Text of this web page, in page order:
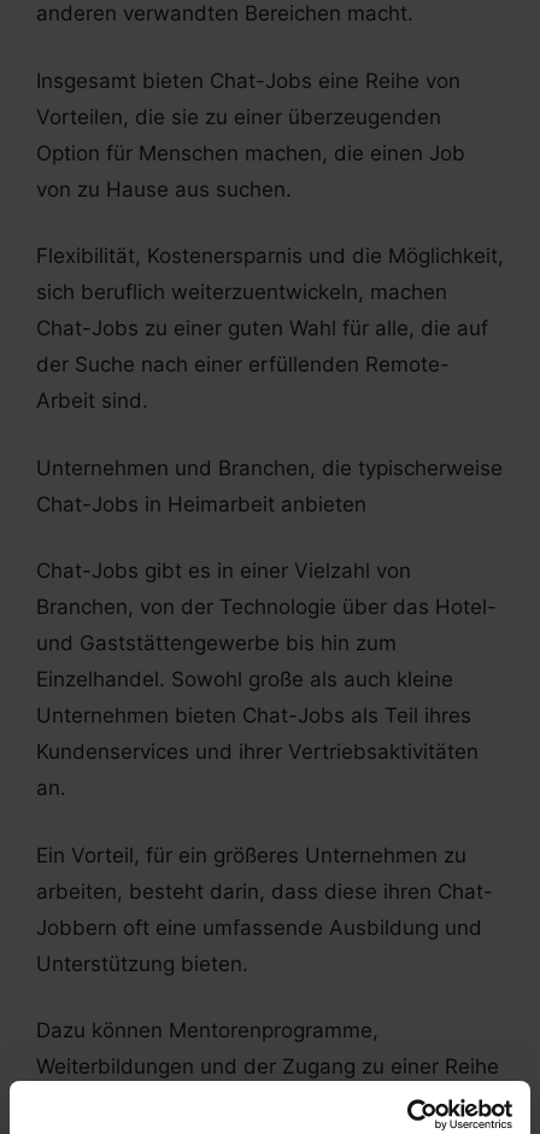
anderen verwandten Bereichen macht.
Insgesamt bieten Chat-Jobs eine Reihe von
Vorteilen, die sie zu einer überzeugenden
Option für Menschen machen, die einen Job
von zu Hause aus suchen.
Flexibilität, Kostenersparnis und die Möglichkeit,
sich beruflich weiterzuentwickeln, machen
Chat-Jobs zu einer guten Wahl für alle, die auf
der Suche nach einer erfüllenden Remote-
Arbeit sind.
Unternehmen und Branchen, die typischerweise
Chat-Jobs in Heimarbeit anbieten
Chat-Jobs gibt es in einer Vielzahl von
Branchen, von der Technologie über das Hotel-
und Gaststättengewerbe bis hin zum
Einzelhandel. Sowohl große als auch kleine
Unternehmen bieten Chat-Jobs als Teil ihres
Kundenservices und ihrer Vertriebsaktivitäten
an.
Ein Vorteil, für ein größeres Unternehmen zu
arbeiten, besteht darin, dass diese ihren Chat-
Jobbern oft eine umfassende Ausbildung und
Unterstützung bieten.
Dazu können Mentorenprogramme,
Weiterbildungen und der Zugang zu einer Reihe
von Ressourcen gehören, die den Mitarbeitern